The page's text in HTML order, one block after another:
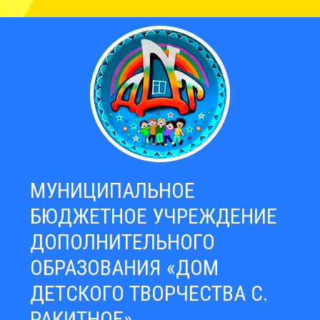
МУНИЦИПАЛЬНОЕ
БЮДЖЕТНОЕ УЧРЕЖДЕНИЕ
ДОПОЛНИТЕЛЬНОГО
ОБРАЗОВАНИЯ «ДОМ
ДЕТСКОГО ТВОРЧЕСТВА С.